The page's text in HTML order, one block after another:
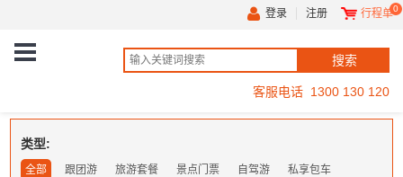
登录 注册 行程单0
客服电话 1300 130 120
类型:
全部 跟团游 旅游套餐 景点门票 自驾游
私享包车